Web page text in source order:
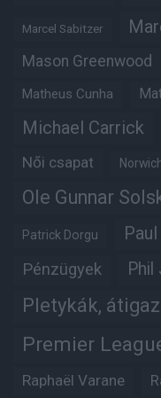
Marcel Sabitzer
Mason Greenwood
Matheus Cunha
Michael Carrick
Női csapat
Ole Gunnar
Patrick Dorgu
Pénzügyek Phil
Pletykák,
Premier
Raphaël Varane